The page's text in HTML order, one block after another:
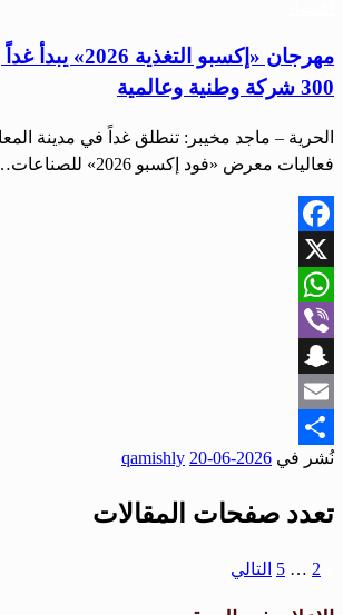
مهرجان «إكسبو
300 شركة وطنية وعالمية
الحرية – ماجد مخيبر: تنطلق غداً في مدينة
فعاليات معرض «فود إكسبو 2026» للصناعات…
Facebook
X
WhatsApp
Viber
Snapchat
Email
Share
نُشر في 2026-06-20
qamishly
تعدد صفحات المقالات
2
…
5 التالي